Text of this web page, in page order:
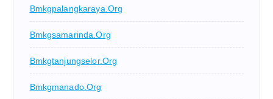
Bmkgpalangkaraya.org
Bmkgsamarinda.org
Bmkgtanjungselor.org
Bmkgmanado.org